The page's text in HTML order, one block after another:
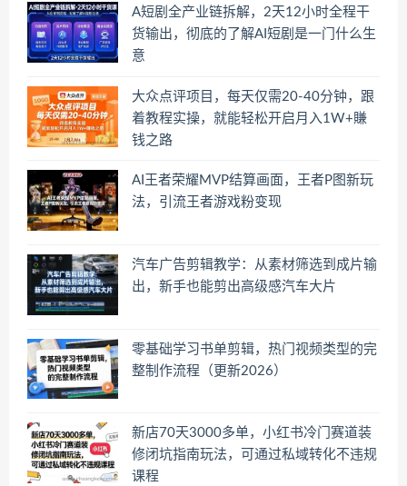
A短剧全产业链拆解，2天12小时全程干
货输出，彻底的了解AI短剧是一门什么生
意
大众点评项目，每天仅需20-40分钟，跟
着教程实操，就能轻松开启月入1W+賺
钱之路
AI王者荣耀MVP结算画面，王者P图新玩
法，引流王者游戏粉变现
汽车广告剪辑教学：从素材筛选到成片输
出，新手也能剪出高级感汽车大片
零基础学习书单剪辑，热门视频类型的完
整制作流程（更新2026）
新店70天3000多单，小红书冷门赛道装
修闭坑指南玩法，可通过私域转化不违规
课程